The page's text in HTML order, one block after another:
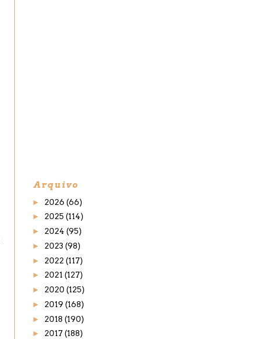
Arquivo
► 2026 (66)
► 2025 (114)
► 2024 (95)
► 2023 (98)
► 2022 (117)
► 2021 (127)
► 2020 (125)
► 2019 (168)
► 2018 (190)
► 2017 (188)